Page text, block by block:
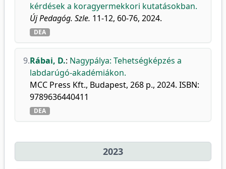
kérdések a koragyermekkori kutatásokban.
Új Pedagóg. Szle. 11-12, 60-76, 2024.
DEA
9.Rábai, D.: Nagypálya: Tehetségképzés a
labdarúgó-akadémiákon.
MCC Press Kft., Budapest, 268 p., 2024. ISBN:
9789636440411
DEA
2023